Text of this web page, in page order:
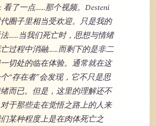
看了一点……那个视频。Desteni
圈子里相当受欢迎。只是我的
……当我们死亡时，思想与情绪
过程中消融……而剩下的是非二
切处的临在体验。通常就在这
“存在者”会发现，它不只是思
而已。但是，这里的理解还不
于那些走在觉悟之路上的人来
某种程度上是在肉体死亡之